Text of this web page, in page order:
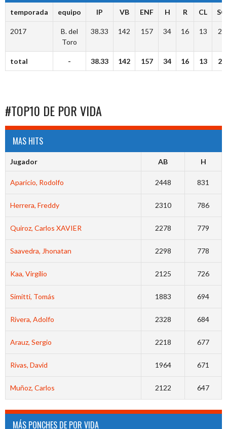
temporada equipo IP VB ENF H R CL SO
2017
B. del
Toro
38.33 142 157 34 16 13 23
total - 38.33 142 157 34 16 13 23
#TOP10 DE POR VIDA
MAS HITS
Jugador AB H
Aparicio, Rodolfo 2448 831
Herrera, Freddy 2310 786
Quiroz, Carlos XAVIER 2278 779
Saavedra, Jhonatan 2298 778
Kaa, Virgilio 2125 726
Simitti, Tomás 1883 694
Rivera, Adolfo 2328 684
Arauz, Sergio 2218 677
Rivas, David 1964 671
Muñoz, Carlos 2122 647
MÁS PONCHES DE POR VIDA